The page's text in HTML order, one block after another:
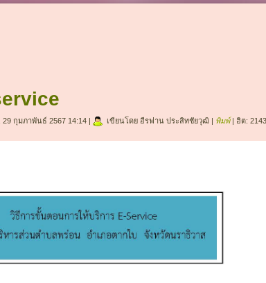
กุมภาพันธ์ 2567 14:14| เขียนโดย อีรฟาน ประสิทชัยวุฒิ | พิมพ์ | ฮิต: 2143